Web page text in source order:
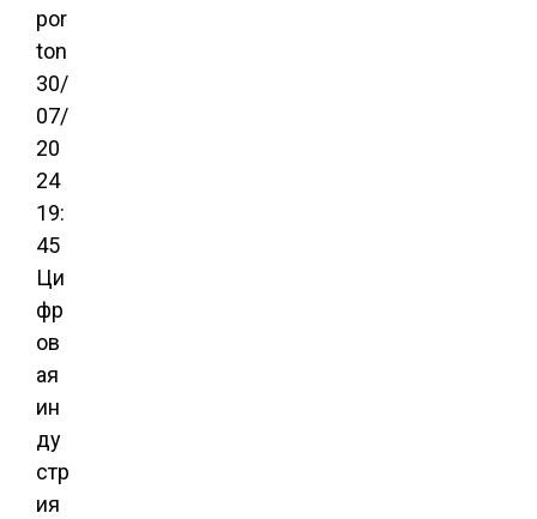
por
ton
30/
07/
20
24
19:
45
Ци
фр
ов
ая
ин
ду
стр
ия